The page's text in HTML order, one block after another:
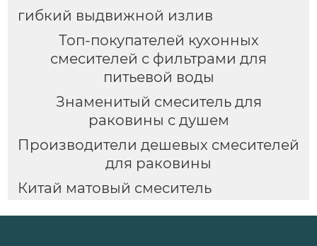
гибкий выдвижной излив
Топ-покупателей кухонных
смесителей с фильтрами для
питьевой воды
Знаменитый смеситель для
раковины с душем
Производители дешевых смесителей
для раковины
Китай матовый смеситель